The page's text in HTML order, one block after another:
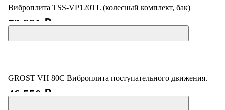
Виброплита TSS-VP120TL (колесный комплект, бак)
72 891 ₽
GROST VH 80C Виброплита поступательного движения.
46 550 ₽